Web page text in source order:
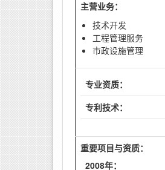
主营业务：
技术开发
工程管理服务
市政设施管理
专业资质：
专利技术：
重要项目与资质：
2008年：